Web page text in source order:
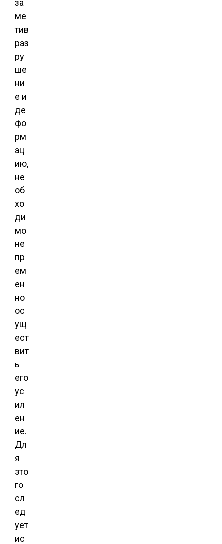
за
ме
тив
раз
ру
ше
ни
е и
де
фо
рм
ац
ию,
не
об
хо
ди
мо
не
пр
ем
ен
но
ос
ущ
ест
вит
ь
его
ус
ил
ен
ие.
Дл
я
это
го
сл
ед
ует
ис